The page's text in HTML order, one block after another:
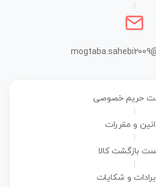
حریم خصوصی
و مقررات
بازگشت کالا
و شکایات